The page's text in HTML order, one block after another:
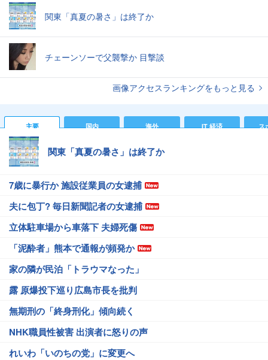
関東「真夏の暑さ」は終了か
チェーンソーで父襲撃か 目撃談
画像アクセスランキングをもっと見る
主要 国内 海外 IT 経済 ス
関東「真夏の暑さ」は終了か
7歳に暴行か 施設従業員の女逮捕
夫に包丁? 毎日新聞記者の女逮捕
立体駐車場から車落下 夫婦死傷
「泥酔者」熊本で通報が頻発か
家の隣が民泊「トラウマなった」
露 原爆投下巡り広島市長を批判
無期刑の「終身刑化」傾向続く
NHK職員性被害 出演者に怒りの声
れいわ「いのちの党」に変更へ